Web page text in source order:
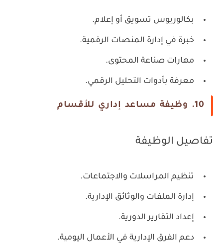
بكالوريوس تسويق أو إعلام.
خبرة في إدارة المنصات الرقمية.
مهارات صناعة المحتوى.
معرفة بأدوات التحليل الرقمي.
10. وظيفة مساعد إداري للأقسام
تفاصيل الوظيفة
تنظيم المراسلات والاجتماعات.
إدارة الملفات والوثائق الإدارية.
إعداد التقارير الدورية.
دعم الفرق الإدارية في الأعمال اليومية.